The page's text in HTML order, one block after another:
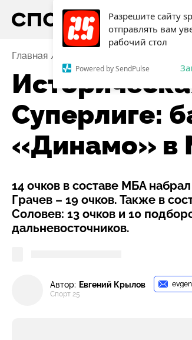
Разрешите сайту
отправлять вам
рабочий стол
Powered by SendPulse
Главная
Суперлиге:
«Динамо» в
14 очков в составе МБА
Грачев – 19 очков. Также в
Соловев: 13 очков и 10
дальневосточников.
Автор: Евгений Крылов
Спорт 25